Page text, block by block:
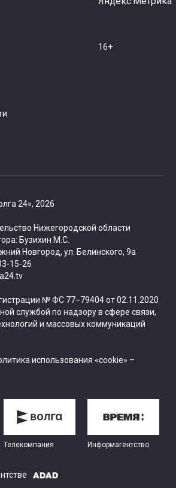
24», 2026
Нижегородской области
Бузихин М.С.
Новгород, ул. Белинского, 9а
15-26
№ ФС 77−79404 от 02.11.2020
службой по надзору в сфере связи,
и массовых коммуникаций
использования «cookie» –
16+
Телекомпания Информагентство